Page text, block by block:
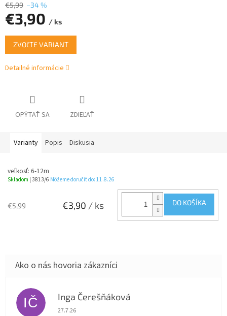
€5,99 –34 %
€3,90 / ks
Jednotková
cena:
ZVOĽTE VARIANT
Detailné informácie
OPÝTAŤ SA ZDIEĽAŤ
Varianty Popis Diskusia
veľkosť: 6-12m
Skladom | 3813/6 Môžeme doručiť do: 11.8.26
€5,99 €3,90 / ks DO KOŠÍKA
IČ Inga Čerešňáková
Hodnotenie obchodu je 5 z 5 hviezdičiek.
27.7.26